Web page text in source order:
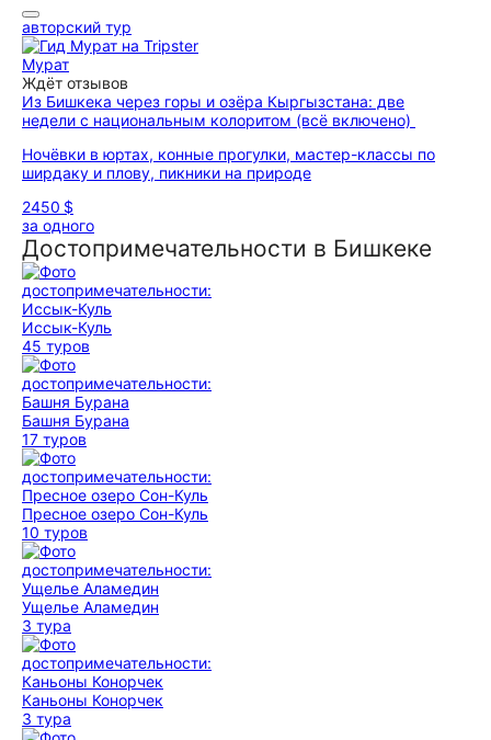
авторский тур
Мурат
Ждёт отзывов
Из Бишкека через горы и озёра Кыргызстана: две
недели с национальным колоритом (всё включено)
Ночёвки в юртах, конные прогулки, мастер-классы по
ширдаку и плову, пикники на природе
2450 $
за одного
Достопримечательности в Бишкеке
Иссык-Куль
45 туров
Башня Бурана
17 туров
Пресное озеро Сон-Куль
10 туров
Ущелье Аламедин
3 тура
Каньоны Конорчек
3 тура